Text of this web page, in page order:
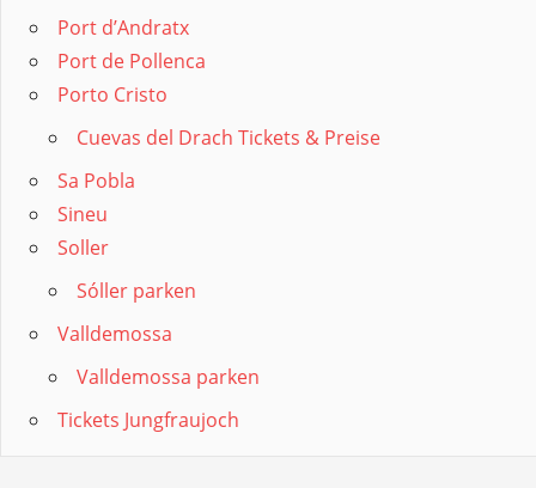
Port d’Andratx
Port de Pollenca
Porto Cristo
Cuevas del Drach Tickets & Preise
Sa Pobla
Sineu
Soller
Sóller parken
Valldemossa
Valldemossa parken
Tickets Jungfraujoch